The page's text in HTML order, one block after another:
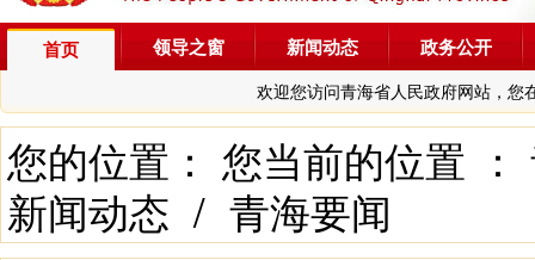
首页
欢迎您访问青海省人民政府网站，您
领导之窗 新闻动态 政务公开
您的位置： 您当前的位置 ：
新闻动态 / 青海要闻